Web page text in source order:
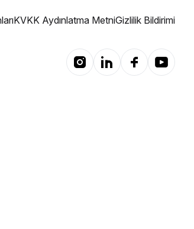
KVKK Aydınlatma MetniGizlilik Bildirimi